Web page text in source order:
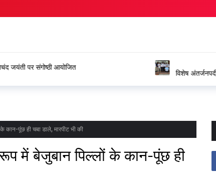
आयोजित
विशेष अंतर्जनपदीय स्थानांतरण
पूंछ ही चबा डाले, मारपीट भी की
में बेजुबान पिल्लों के कान-पूंछ ही